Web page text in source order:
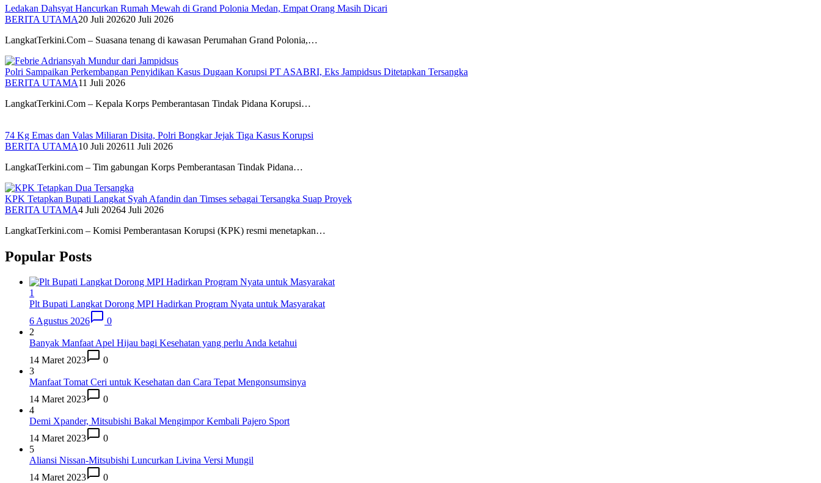
Ledakan Dahsyat Hancurkan Rumah Mewah di Grand Polonia Medan, Empat Orang Masih Dicari
BERITA UTAMA20 Juli 202620 Juli 2026
LangkatTerkini.Com – Suasana tenang di kawasan Perumahan Grand Polonia,…
Polri Sampaikan Perkembangan Penyidikan Kasus Dugaan Korupsi PT ASABRI, Eks Jampidsus Ditetapkan Tersangka
BERITA UTAMA11 Juli 2026
LangkatTerkini.Com – Kepala Korps Pemberantasan Tindak Pidana Korupsi…
74 Kg Emas dan Valas Miliaran Disita, Polri Bongkar Jejak Tiga Kasus Korupsi
BERITA UTAMA10 Juli 202611 Juli 2026
LangkatTerkini.com – Tim gabungan Korps Pemberantasan Tindak Pidana…
KPK Tetapkan Bupati Langkat Syah Afandin dan Timses sebagai Tersangka Suap Proyek
BERITA UTAMA4 Juli 20264 Juli 2026
LangkatTerkini.com – Komisi Pemberantasan Korupsi (KPK) resmi menetapkan…
Popular Posts
1
Plt Bupati Langkat Dorong MPI Hadirkan Program Nyata untuk Masyarakat
6 Agustus 2026
0
2
Banyak Manfaat Apel Hijau bagi Kesehatan yang perlu Anda ketahui
14 Maret 2023
0
3
Manfaat Tomat Ceri untuk Kesehatan dan Cara Tepat Mengonsumsinya
14 Maret 2023
0
4
Demi Xpander, Mitsubishi Bakal Mengimpor Kembali Pajero Sport
14 Maret 2023
0
5
Aliansi Nissan-Mitsubishi Luncurkan Livina Versi Mungil
14 Maret 2023
0